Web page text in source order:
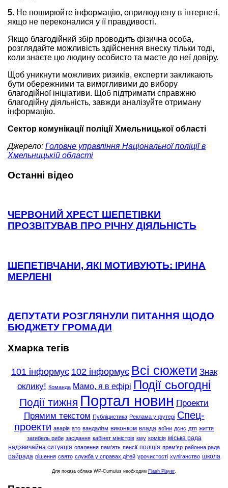
5. Не поширюйте інформацію, оприлюднену в інтернеті,
якщо не переконалися у її правдивості.
Якщо благодійний збір проводить фізична особа,
розглядайте можливість здійснення внеску тільки тоді,
коли знаєте цю людину особисто та маєте до неї довіру.
Щоб уникнути можливих ризиків, експерти закликають
бути обережними та вимогливими до вибору
благодійної ініціативи. Щоб підтримати справжню
благодійну діяльність, завжди аналізуйте отриману
інформацію.
Сектор комунікації поліції Хмельницької області
Джерело: Головне управління Національної поліції в
Хмельницькій області
Останні відео
ЧЕРВОНИЙ ХРЕСТ ШЕПЕТІВКИ
ПРОЗВІТУВАВ ПРО РІЧНУ ДІЯЛЬНІСТЬ
ШЕПЕТІВЧАНИ, ЯКІ МОТИВУЮТЬ: ІРИНА
МЕРЛЕНІ
ДЕПУТАТИ РОЗГЛЯНУЛИ ПИТАННЯ ЩОДО
БЮДЖЕТУ ГРОМАДИ
Хмарка тегів
101 інформує 102 інформує Всі сюжети Знак
оклику! Команда Мамо, я в ефірі Події сьогодні
Події тижня Портал новин Проекти
Прямим текстом Публіцистика Реклама у футері Спец-
проекти аварія ато вандалізм виконком влада воїни дснс дтп життя
загибель риби засідання кабінет міністрів кму комісія міська рада
надзвичайна ситуація опалення пам'ять пенсії поліція прем'єр районна рада
райрада рішення свято служба у справах дітей урочистості хуліганство школа
Для показа облака WP-Cumulus необходим Flash Player.